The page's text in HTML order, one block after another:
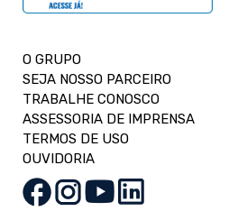
O GRUPO
SEJA NOSSO PARCEIRO
TRABALHE CONOSCO
ASSESSORIA DE IMPRENSA
TERMOS DE USO
OUVIDORIA